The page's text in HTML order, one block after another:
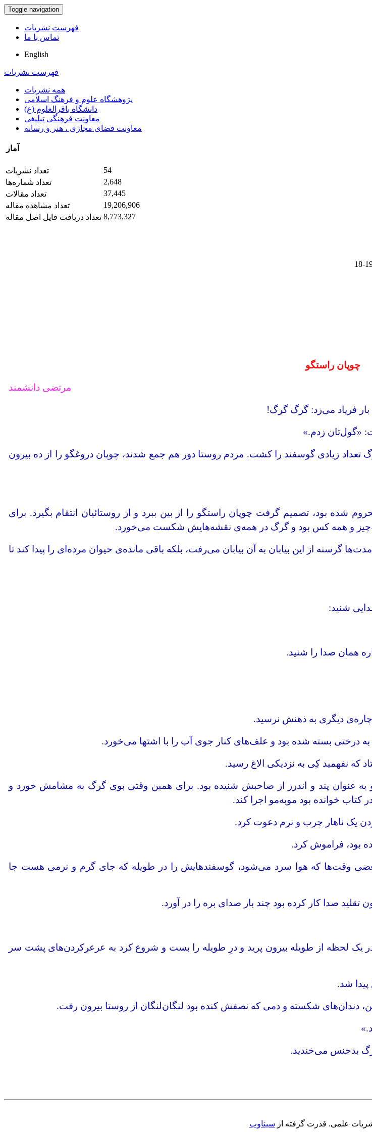
Toggle navigation
فهرست نشریات
تماس با ما
English
فهرست نشریات
همه نشریات
پژوهشگاه علوم و فرهنگ اسلامی
دانشگاه باقرالعلوم (ع)
معاونت فرهنگی تبلیغی
معاونت فضای مجازی ، هنر و رسانه
آمار
تعداد نشریات
54
تعداد شماره‌ها
2,648
تعداد مقالات
37,445
تعداد مشاهده مقاله
19,206,906
تعداد دریافت فایل اصل مقاله 8,773,327
18-
چوپان راستگو
مرتضی دانشمند
فریاد می‌زد: گرگ گرگ!
«گول‌تان زدم.»
زیادی گوسفند را کشت. مردم روستا دور هم جمع شدند، چوپان دروغگو را از ده بیرون
بود، تصمیم گرفت چوپان راستگو را از بین ببرد و از روستائیان انتقام بگیرد. برای
و همه کس بود‌ و گرگ در همه‌ی نقشه‌هایش شکست می‌خورد.
از این بیابان به آن بیابان می‌رفت، بلکه باقی مانده‌ی حیوان مرده‌ای را پیدا کند تا
شنید:
همان‌ صدا را شنید.
دیگری به ذهنش نرسید.
به درختی بسته شده بود و علف‌های کنار جوی آب را با اشتها می‌خورد.
که نفهمید کِی به نزدیکی الاغ رسید.
و به عنوان پند و اندرز از صاحبش شنیده بود. برای همین وقتی بوی گرگ به مشامش خورد و
کتاب خوانده بود مو‌به‌مو اجرا کند.
یک ناهار چرب و نرم دعوت کرد.
بود، فراموش‌ کرد.
وقت‌ها که هوا سرد می‌شود، گوسفندهایش را در طویله که جای گرم و نرمی هست جا
صدا کار کرده بود چند بار صدای بره را در آورد.
یک لحظه‌ از طویله بیرون پرید و درِ طویله را بست و شروع کرد به عرعرکردن‌های پشت سر‌
شد.
دندان‌های شکسته و دمی که نصفش کنده بود لنگان‌لنگان از روستا بیرون رفت.
بدجنس می‌خندید.
علمی. قدرت گرفته از سیناوب